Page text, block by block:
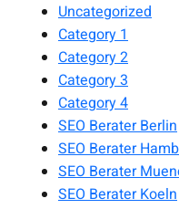
Uncategorized
Category 1
Category 2
Category 3
Category 4
SEO Berater Berlin
SEO Berater
SEO Berater
SEO Berater Koeln